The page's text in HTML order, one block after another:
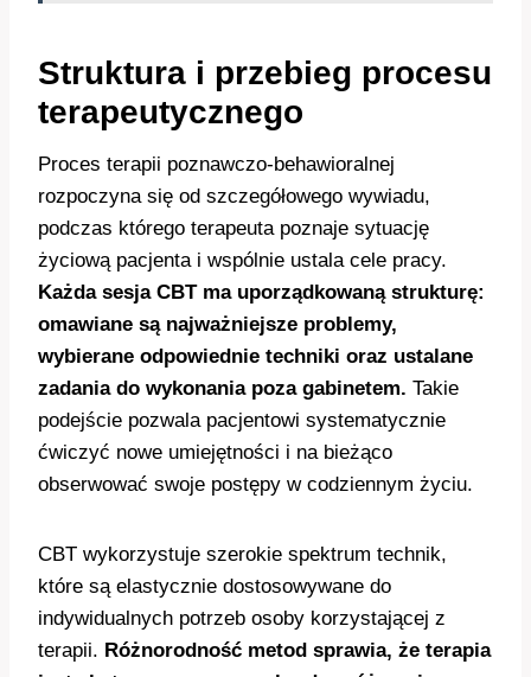
Struktura i przebieg procesu
terapeutycznego
Proces terapii poznawczo-behawioralnej
rozpoczyna się od szczegółowego wywiadu,
podczas którego terapeuta poznaje sytuację
życiową pacjenta i wspólnie ustala cele pracy.
Każda sesja CBT ma uporządkowaną strukturę:
omawiane są najważniejsze problemy,
wybierane odpowiednie techniki oraz ustalane
zadania do wykonania poza gabinetem. Takie
podejście pozwala pacjentowi systematycznie
ćwiczyć nowe umiejętności i na bieżąco
obserwować swoje postępy w codziennym życiu.
CBT wykorzystuje szerokie spektrum technik,
które są elastycznie dostosowywane do
indywidualnych potrzeb osoby korzystającej z
terapii. Różnorodność metod sprawia, że terapia